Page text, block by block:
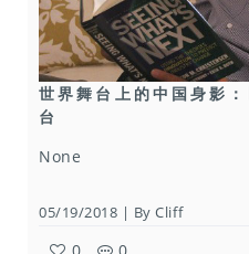
世界舞台上的中国身影
台
None
05/19/2018 | By Cliff
0 0